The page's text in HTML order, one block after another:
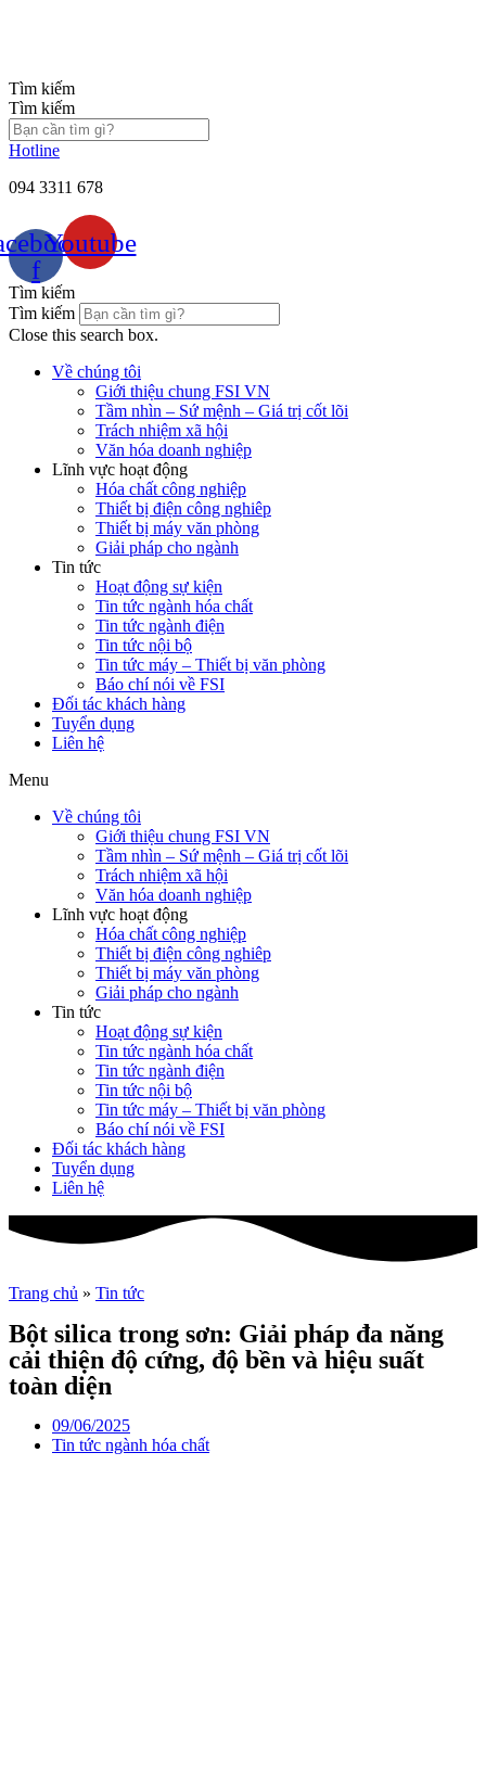
Tìm kiếm
Tìm kiếm
Hotline
094 3311 678
f
Youtube
Tìm kiếm
Tìm kiếm
Close this search box.
Về chúng tôi
Giới thiệu chung FSI VN
Tầm nhìn – Sứ mệnh – Giá trị cốt lõi
Trách nhiệm xã hội
Văn hóa doanh nghiệp
Lĩnh vực hoạt động
Hóa chất công nghiệp
Thiết bị điện công nghiêp
Thiết bị máy văn phòng
Giải pháp cho ngành
Tin tức
Hoạt động sự kiện
Tin tức ngành hóa chất
Tin tức ngành điện
Tin tức nội bộ
Tin tức máy – Thiết bị văn phòng
Báo chí nói về FSI
Đối tác khách hàng
Tuyển dụng
Liên hệ
Menu
Về chúng tôi
Giới thiệu chung FSI VN
Tầm nhìn – Sứ mệnh – Giá trị cốt lõi
Trách nhiệm xã hội
Văn hóa doanh nghiệp
Lĩnh vực hoạt động
Hóa chất công nghiệp
Thiết bị điện công nghiêp
Thiết bị máy văn phòng
Giải pháp cho ngành
Tin tức
Hoạt động sự kiện
Tin tức ngành hóa chất
Tin tức ngành điện
Tin tức nội bộ
Tin tức máy – Thiết bị văn phòng
Báo chí nói về FSI
Đối tác khách hàng
Tuyển dụng
Liên hệ
Trang chủ » Tin tức
Bột silica trong sơn: Giải pháp đa năng
cải thiện độ cứng, độ bền và hiệu suất
toàn diện
09/06/2025
Tin tức ngành hóa chất